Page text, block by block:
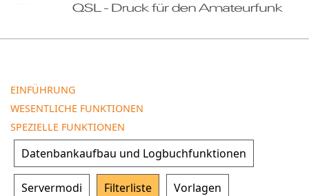
EINFÜHRUNG
WESENTLICHE FUNKTIONEN
SPEZIELLE FUNKTIONEN
Datenbankaufbau und Logbuchfunktionen
Servermodi Filterliste Vorlagen